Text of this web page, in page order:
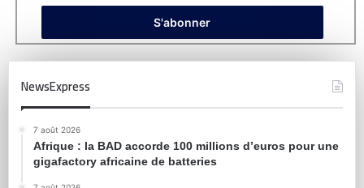
NewsExpress
7 août 2026
Afrique : la BAD accorde 100 millions d’euros pour une
gigafactory africaine de batteries